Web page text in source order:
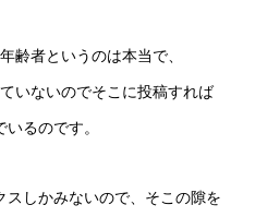
齢者というのは本当で、
いないのでそこに投稿すれば
るのです。
しかみないので、そこの隙を